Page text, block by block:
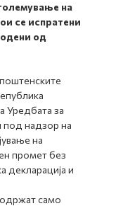
на
се испратени
од
Уредбата за
под надзор на
на
промет без
декларација и
само